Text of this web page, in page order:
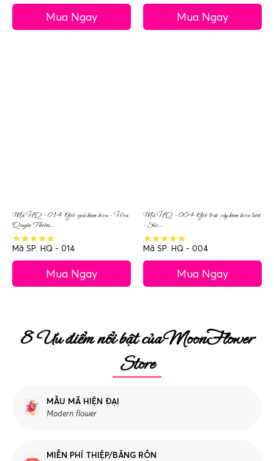
Mua Ngay Mua Ngay
Mã HQ – 014 Giỏ quả kèm hoa – Hòa
Quyện Thiên...
Mã SP: HQ - 014
Mua Ngay
Mã HQ – 004 Giỏ trái cây kèm hoa tươi
– Sắc...
Mã SP: HQ - 004
Mua Ngay
8 Ưu điểm nổi bật của MoonFlower
Store
MẪU MÃ HIỆN ĐẠI
Modern flower
MIỄN PHÍ THIỆP/BĂNG RÔN